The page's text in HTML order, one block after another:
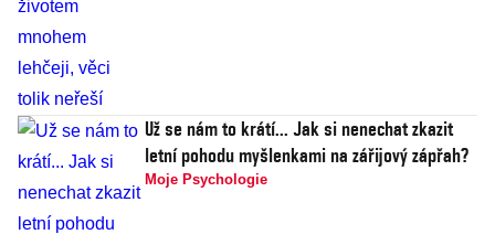
Už se nám to krátí... Jak si nenechat zkazit
letní pohodu myšlenkami na zářijový zápřah?
Moje Psychologie